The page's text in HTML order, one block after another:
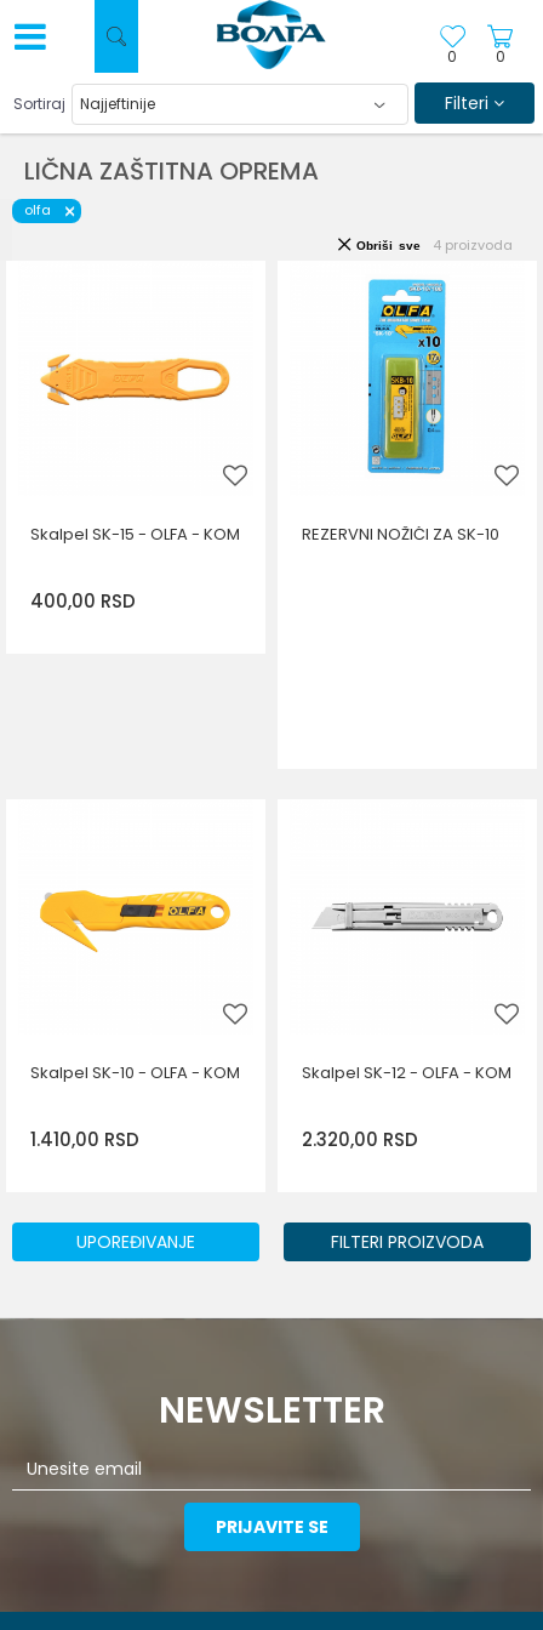
0
0
LIČNA ZAŠTITNA OPREMA
Sortiraj Filteri
olfa
4 proizvoda
Obriši sve
Skalpel SK-15 - OLFA - KOM
400,00 RSD
REZERVNI NOŽIĆI ZA SK-10
Skalpel SK-10 - OLFA - KOM
1.410,00 RSD
Skalpel SK-12 - OLFA - KOM
2.320,00 RSD
UPOREĐIVANJE FILTERI PROIZVODA
NEWSLETTER
PRIJAVITE SE